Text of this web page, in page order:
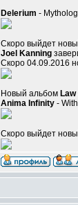
Delerium -
Скоро выйдет
Joel Kanning
Скоро 04.09.2016
Новый альбом
Anima Infinity -
Скоро выйдет